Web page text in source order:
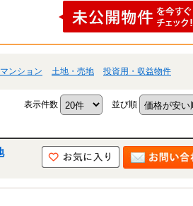
ンション 土地・売地 投資用・収益物件
表示件数 並び順